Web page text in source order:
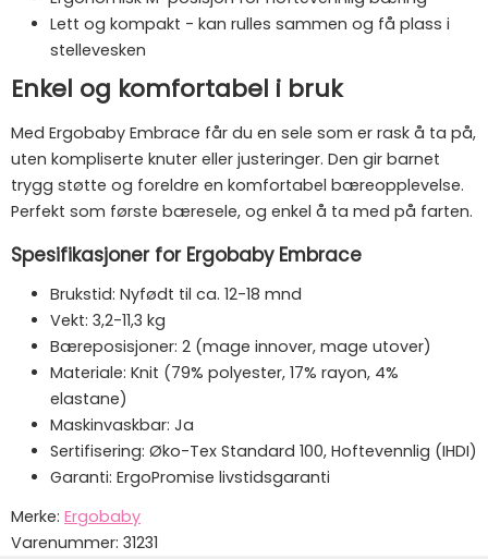
Lett og kompakt - kan rulles sammen og få plass i
stellevesken
Enkel og komfortabel i bruk
Med Ergobaby Embrace får du en sele som er rask å ta på,
uten kompliserte knuter eller justeringer. Den gir barnet
trygg støtte og foreldre en komfortabel bæreopplevelse.
Perfekt som første bæresele, og enkel å ta med på farten.
Spesifikasjoner for Ergobaby Embrace
Brukstid: Nyfødt til ca. 12-18 mnd
Vekt: 3,2-11,3 kg
Bæreposisjoner: 2 (mage innover, mage utover)
Materiale: Knit (79% polyester, 17% rayon, 4%
elastane)
Maskinvaskbar: Ja
Sertifisering: Øko-Tex Standard 100, Hoftevennlig (IHDI)
Garanti: ErgoPromise livstidsgaranti
Merke: Ergobaby
Varenummer: 31231